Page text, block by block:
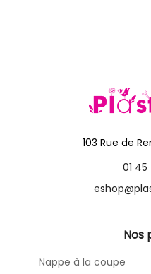
103 Rue de
01
Nos
Nappe à la coupe